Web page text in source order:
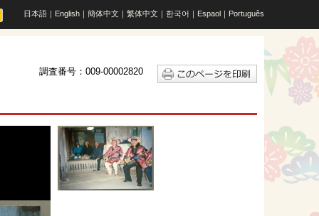
日本語 ｜ English ｜ 簡体中文 ｜ 繁体中文 ｜ 한국어 ｜ Espaol ｜ Português
調査番号：009-00002820